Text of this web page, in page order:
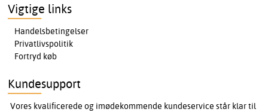
Vigtige links
Handelsbetingelser
Privatlivspolitik
Fortryd køb
Kundesupport
Vores kvalificerede og imødekommende kundeservice står klar til